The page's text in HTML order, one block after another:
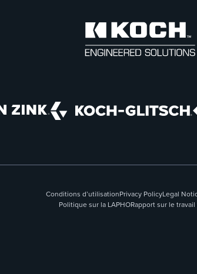
Conditions d’utilisationPrivacy PolicyLegal
Politique sur la LAPHORapport sur le